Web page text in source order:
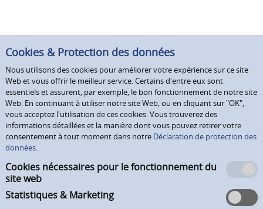
Cookies & Protection des données
Nous utilisons des cookies pour améliorer votre expérience sur ce site
Web et vous offrir le meilleur service. Certains d'entre eux sont
essentiels et assurent, par exemple, le bon fonctionnement de notre site
Web. En continuant à utiliser notre site Web, ou en cliquant sur "OK",
vous acceptez l'utilisation de ces cookies. Vous trouverez des
informations détaillées et la manière dont vous pouvez retirer votre
consentement à tout moment dans notre Déclaration de protection des
données.
Cookies nécessaires pour le fonctionnement du
site web
Statistiques & Marketing